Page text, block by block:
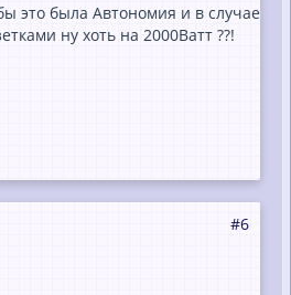
это была Автономия и в случае
ну хоть на 2000Ватт ??!
#6